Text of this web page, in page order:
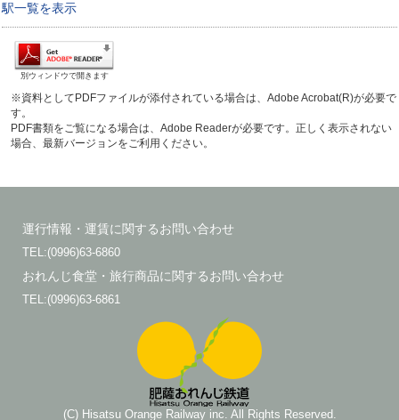
駅一覧を表示
別ウィンドウで開きます
※資料としてPDFファイルが添付されている場合は、Adobe Acrobat(R)が必要で
す。
PDF書類をご覧になる場合は、Adobe Readerが必要です。正しく表示されない
場合、最新バージョンをご利用ください。
運行情報・運賃に関するお問い合わせ
TEL:(0996)63-6860
おれんじ食堂・旅行商品に関するお問い合わせ
TEL:(0996)63-6861
(C) Hisatsu Orange Railway inc. All Rights Reserved.